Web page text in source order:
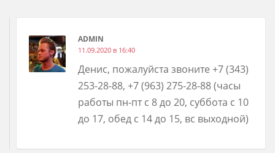
ADMIN
11.09.2020 в 16:40
Денис, пожалуйста звоните +7 (343)
253-28-88, +7 (963) 275-28-88 (часы
работы пн-пт с 8 до 20, суббота с 10
до 17, обед с 14 до 15, вс выходной)